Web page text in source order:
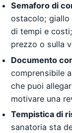
Semaforo di
ostacolo;
di tempi e
prezzo o sulla
Documento
comprensibile
che puoi
motivare una
Tempistica di
sanatoria sta